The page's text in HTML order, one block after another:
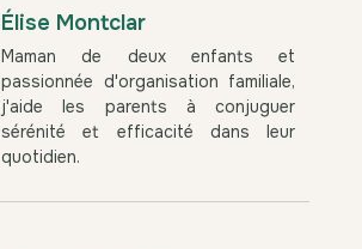
Élise Montclar
Maman de deux enfants et
passionnée d'organisation familiale,
j'aide les parents à conjuguer
sérénité et efficacité dans leur
quotidien.